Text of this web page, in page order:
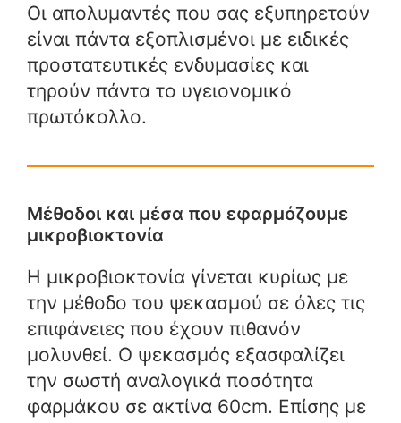
Οι απολυμαντές που σας εξυπηρετούν
είναι πάντα εξοπλισμένοι με ειδικές
προστατευτικές ενδυμασίες και
τηρούν πάντα το υγειονομικό
πρωτόκολλο.
Μέθοδοι και μέσα που εφαρμόζουμε
μικροβιοκτονία
Η μικροβιοκτονία γίνεται κυρίως με
την μέθοδο του ψεκασμού σε όλες τις
επιφάνειες που έχουν πιθανόν
μολυνθεί. Ο ψεκασμός εξασφαλίζει
την σωστή αναλογικά ποσότητα
φαρμάκου σε ακτίνα 60cm. Επίσης με